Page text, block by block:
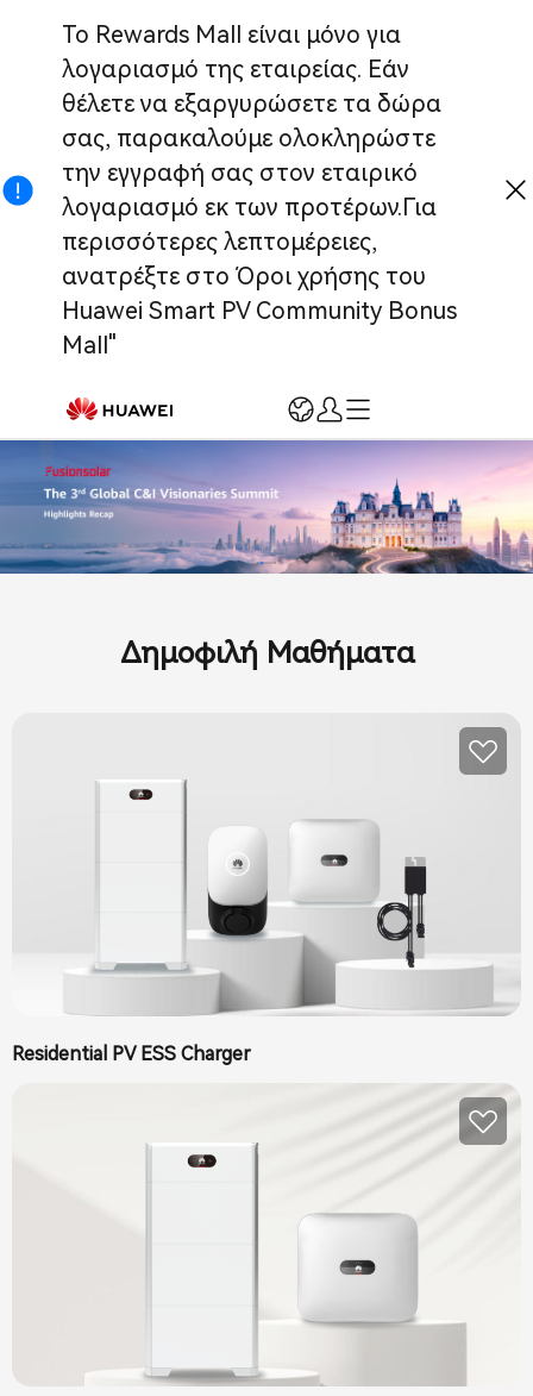
Το Rewards Mall είναι μόνο για
λογαριασμό της εταιρείας. Εάν
θέλετε να εξαργυρώσετε τα δώρα
σας, παρακαλούμε ολοκληρώστε
την εγγραφή σας στον εταιρικό
λογαριασμό εκ των προτέρων.Για
περισσότερες λεπτομέρειες,
ανατρέξτε στο Όροι χρήσης του
Huawei Smart PV Community Bonus
Mall"
Marketing & Support
Δημοφιλή Μαθήματα
Residential PV ESS Charger